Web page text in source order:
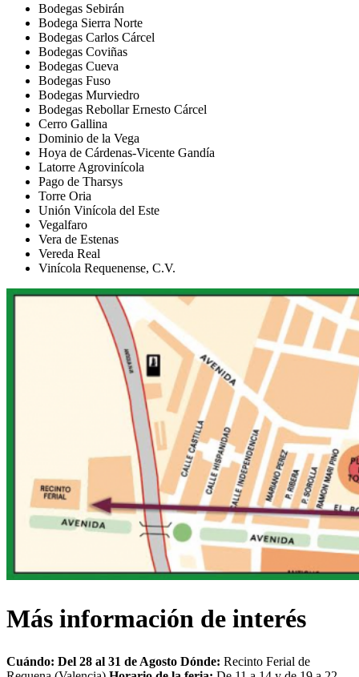
Bodegas Sebirán
Bodega Sierra Norte
Bodegas Carlos Cárcel
Bodegas Coviñas
Bodegas Cueva
Bodegas Fuso
Bodegas Murviedro
Bodegas Rebollar Ernesto Cárcel
Cerro Gallina
Dominio de la Vega
Hoya de Cárdenas-Vicente Gandía
Latorre Agrovinícola
Pago de Tharsys
Torre Oria
Unión Vinícola del Este
Vegalfaro
Vera de Estenas
Vereda Real
Vinícola Requenense, C.V.
Más información de interés
Cuándo: Del 28 al 31 de Agosto Dónde: Recinto Ferial de